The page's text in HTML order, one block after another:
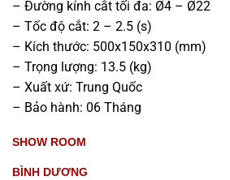
– Đường kính cắt tối đa: Ø4 – Ø22
– Tốc độ cắt: 2 – 2.5 (s)
– Kích thước: 500x150x310 (mm)
– Trọng lượng: 13.5 (kg)
– Xuất xứ: Trung Quốc
– Bảo hành: 06 Tháng
SHOW ROOM
BÌNH DƯƠNG